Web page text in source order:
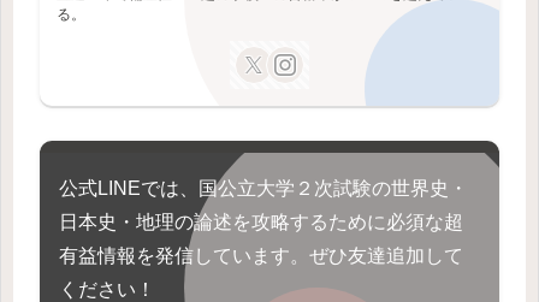
る。
公式LINEでは、国公立大学２次試験の世界史・
日本史・地理の論述を攻略するために必須な超
有益情報を発信しています。ぜひ友達追加して
ください！